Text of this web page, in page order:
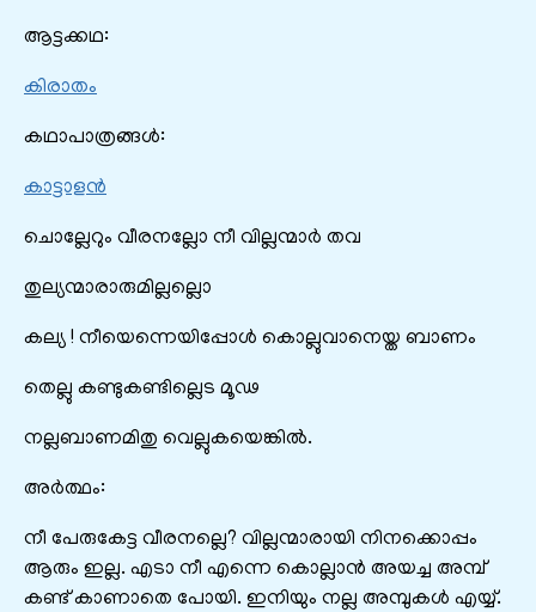
ആട്ടക്കഥ:
കിരാതം
കഥാപാത്രങ്ങൾ:
കാട്ടാളൻ
ചൊല്ലേറും വീരനല്ലോ നീ വില്ലന്മാർ തവ
തുല്യന്മാരാരുമില്ലല്ലൊ
കല്യ ! നീയെന്നെയിപ്പോൾ കൊല്ലുവാനെയ്ത ബാണം
തെല്ലു കണ്ടുകണ്ടില്ലെട മൂഢ
നല്ലബാണമിതു വെല്ലുകയെങ്കിൽ.
അർത്ഥം:
നീ പേരുകേട്ട വീരനല്ലെ? വില്ലന്മാരായി നിനക്കൊപ്പം
ആരും ഇല്ല. എടാ നീ എന്നെ കൊല്ലാൻ അയച്ച അമ്പ്
കണ്ട് കാണാതെ പോയി. ഇനിയും നല്ല അമ്പുകൾ എയ്യ്.